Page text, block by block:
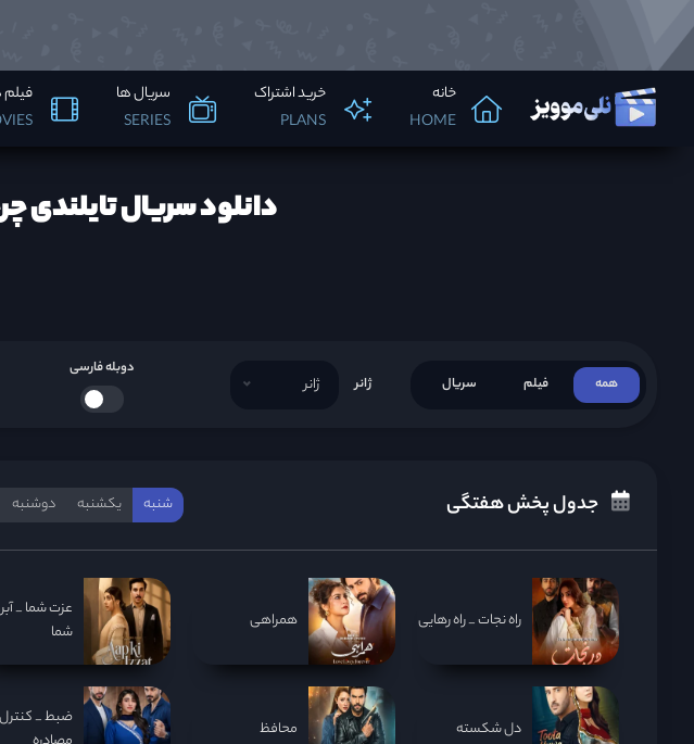
خانه
HOME
خرید اشتراک
PLANS
سریال ها
SERIES
فیلم
دانلود سریال
همه فیلم سریال ژانر ژانر
دوبله فارسی
جدول پخش هفتگی شنبه یکشنبه دوشنبه
راه نجات _ راه رهایی همراهی
عزت شما _
شما
دل شکسته محافظ
ضبط _